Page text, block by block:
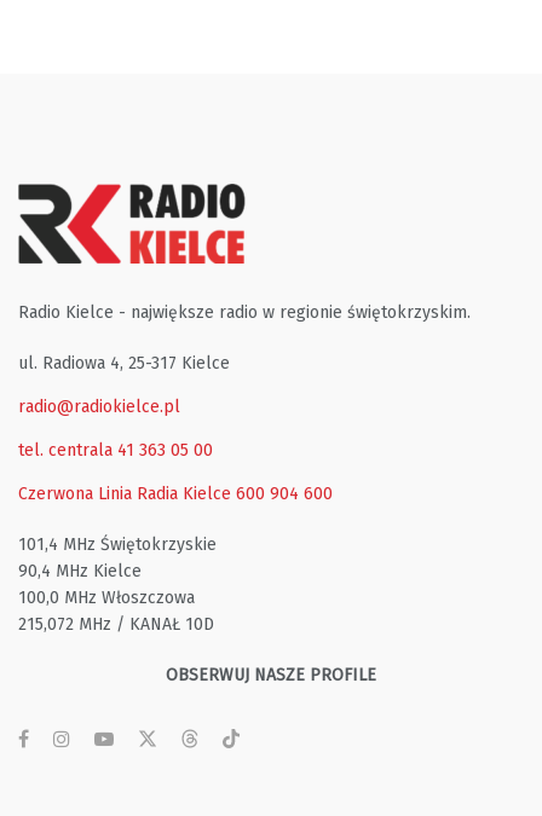
Radio Kielce - największe radio w regionie świętokrzyskim.
ul. Radiowa 4, 25-317 Kielce
radio@radiokielce.pl
tel. centrala 41 363 05 00
Czerwona Linia Radia Kielce 600 904 600
101,4 MHz Świętokrzyskie
90,4 MHz Kielce
100,0 MHz Włoszczowa
215,072 MHz / KANAŁ 10D
OBSERWUJ NASZE PROFILE